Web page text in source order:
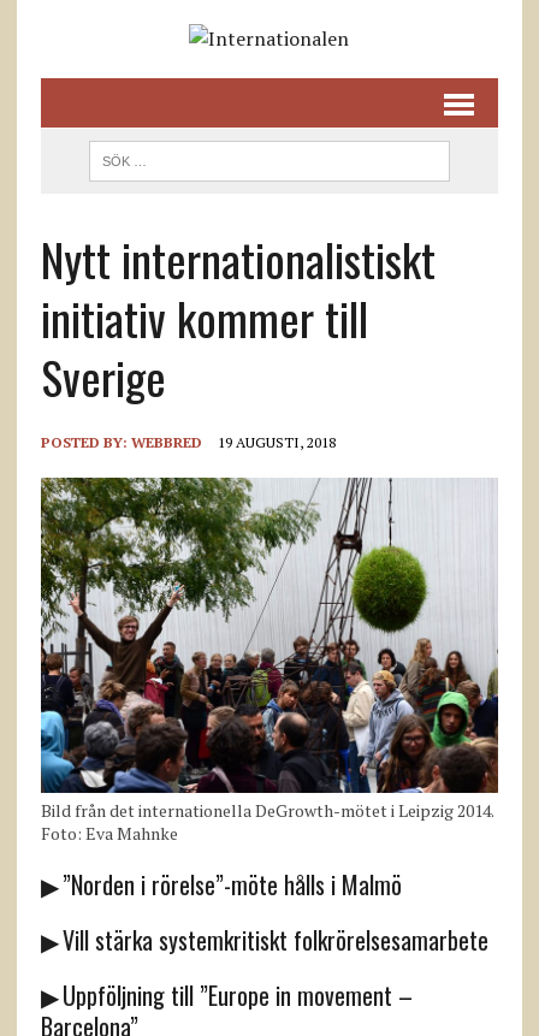
Nytt internationalistiskt
initiativ kommer till
Sverige
POSTED BY: WEBBRED 19 AUGUSTI, 2018
Bild från det internationella DeGrowth-mötet i Leipzig 2014.
Foto: Eva Mahnke
▶ ”Norden i rörelse”-möte hålls i Malmö
▶ Vill stärka systemkritiskt folkrörelsesamarbete
▶ Uppföljning till ”Europe in movement –
Barcelona”